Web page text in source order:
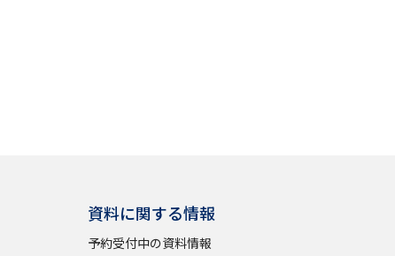
資料に関する情報
予約受付中の資料情報